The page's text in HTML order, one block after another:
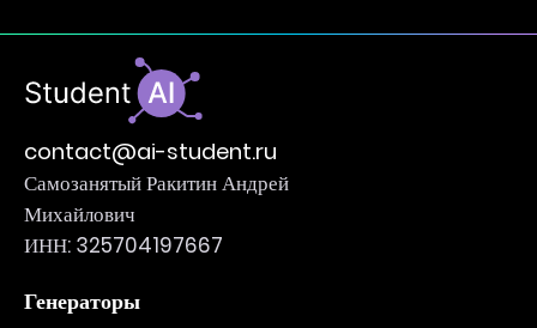
contact@ai-student.ru
Самозанятый Ракитин Андрей
Михайлович
ИНН: 325704197667
Генераторы